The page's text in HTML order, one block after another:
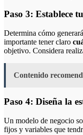
Paso 3: Establece
Determina cómo
importante tener claro
objetivo. Considera
Contenido
Paso 4: Diseña la
Un modelo de negocio
fijos y variables que